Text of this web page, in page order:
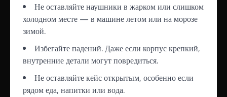
Не оставляйте наушники в жарком или слишком
холодном месте — в машине летом или на морозе
зимой.
Избегайте падений. Даже если корпус крепкий,
внутренние детали могут повредиться.
Не оставляйте кейс открытым, особенно если
рядом еда, напитки или вода.